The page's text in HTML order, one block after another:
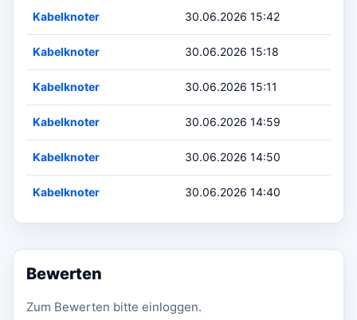
Kabelknoter 30.06.2026 15:42
Kabelknoter 30.06.2026 15:18
Kabelknoter 30.06.2026 15:11
Kabelknoter 30.06.2026 14:59
Kabelknoter 30.06.2026 14:50
Kabelknoter 30.06.2026 14:40
Bewerten
Zum Bewerten bitte einloggen.